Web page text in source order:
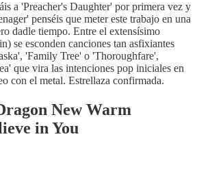
a 'Preacher's Daughter' por primera vez y
penséis que meter este trabajo en una
dadle tiempo. Entre el extensísimo
se esconden canciones tan asfixiantes
'Family Tree' o 'Thoroughfare',
que vira las intenciones pop iniciales en
con el metal. Estrellaza confirmada.
New Warm
in You